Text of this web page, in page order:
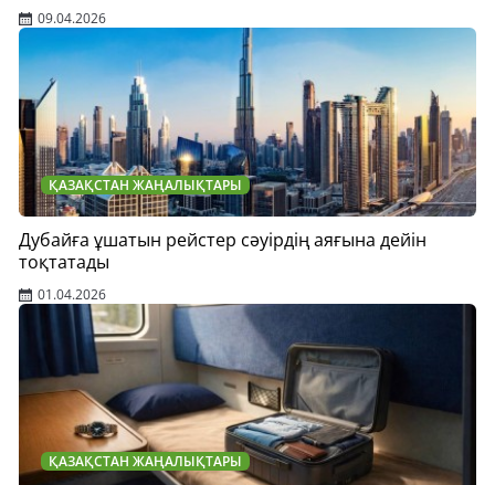
09.04.2026
ҚАЗАҚСТАН ЖАҢАЛЫҚТАРЫ
Дубайға ұшатын рейстер сәуірдің аяғына дейін
тоқтатады
01.04.2026
ҚАЗАҚСТАН ЖАҢАЛЫҚТАРЫ